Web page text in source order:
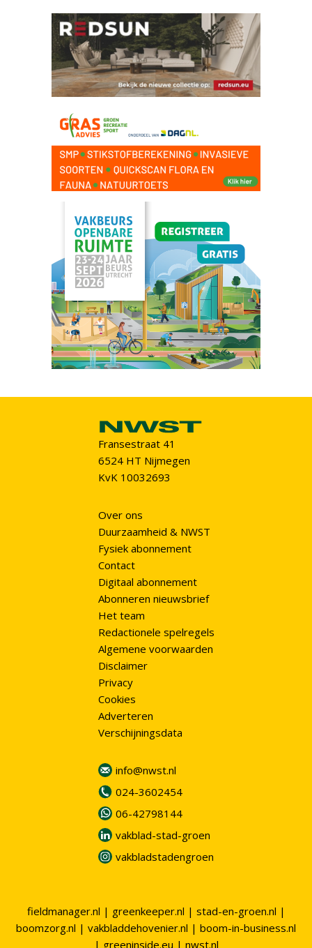
Fransestraat 41
6524 HT Nijmegen
KvK 10032693
Over ons
Duurzaamheid & NWST
Fysiek abonnement
Contact
Digitaal abonnement
Abonneren nieuwsbrief
Het team
Redactionele spelregels
Algemene voorwaarden
Disclaimer
Privacy
Cookies
Adverteren
Verschijningsdata
info@nwst.nl
024-3602454
06-42798144
vakblad-stad-groen
vakbladstadengroen
fieldmanager.nl | greenkeeper.nl | stad-en-groen.nl |
boomzorg.nl | vakbladdehovenier.nl | boom-in-business.nl
| greeninside.eu | nwst.nl